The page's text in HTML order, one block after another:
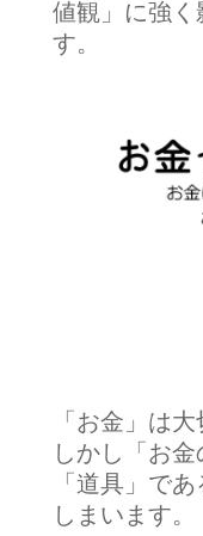
値観」に強
す。
「お金」は大
しかし「お金
「道具」で
しまいます。